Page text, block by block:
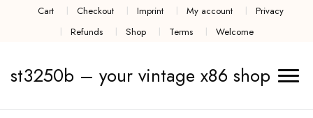
Cart Checkout Imprint My account
Privacy
Refunds
Shop Terms Welcome
st3250b – your vintage x86 shop